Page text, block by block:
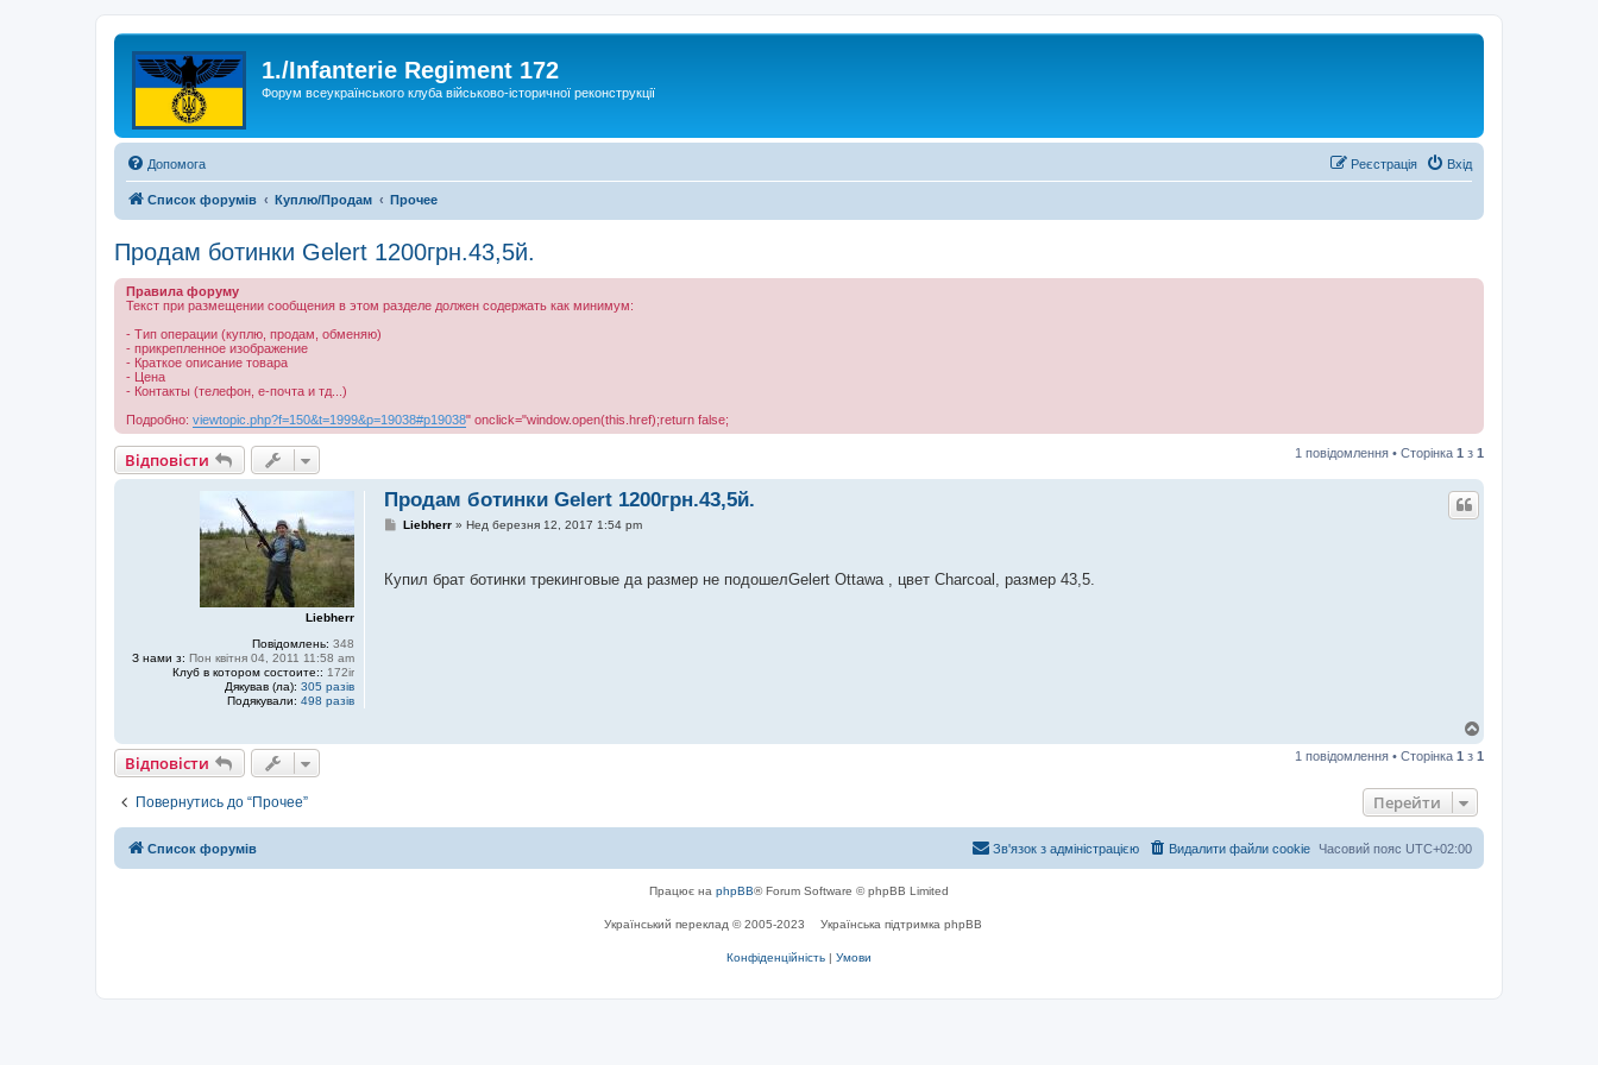
1./Infanterie Regiment 172
Форум всеукраїнського клуба військово-історичної реконструкції
Допомога Вхід
Реєстрація
Список форумів Куплю/Продам Прочее
Продам ботинки Gelert 1200грн.43,5й.
Правила форуму
Текст при размещении сообщения в этом разделе должен содержать как минимум:
- Тип операции (куплю, продам, обменяю)
- прикрепленное изображение
- Краткое описание товара
- Цена
- Контакты (телефон, е-почта и тд...)
Подробно: viewtopic.php?f=150&t=1999&p=19038#p19038" onclick="window.open(this.href);return false;
Відповісти 1 повідомлення • Сторінка 1 з 1
Liebherr
Повідомлень: 348
З нами з: Пон квітня 04, 2011 11:58 am
Клуб в котором состоите:: 172ir
Дякував (ла): 305 разів
Подякували: 498 разів
Продам ботинки Gelert 1200грн.43,5й.
П
д
Liebherr» Нед березня 12, 2017 1:54 pm
Купил брат ботинки трекинговые да размер не подошелGelert Ottawa , цвет Charcoal, размер 43,5.
г
Відповісти 1 повідомлення • Сторінка 1 з 1
Повернутись до “Прочее” Перейти
Список форумів Часовий пояс UTC+02:00
Видалити файли cookie
Зв'язок з адміністрацією
Працює на phpBB® Forum Software © phpBB Limited
Український переклад © 2005-2023 Українська підтримка phpBB
Конфіденційність | Умови